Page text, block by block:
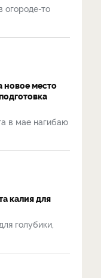
огороде-то
новое место
в мае нагибаю
калия для
голубики,